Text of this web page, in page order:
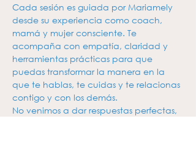
Cada sesión es guiada por Mariamely
desde su experiencia como coach,
mamá y mujer consciente. Te
acompaña con empatía, claridad y
herramientas prácticas para que
puedas transformar la manera en la
que te hablas, te cuidas y te relacionas
contigo y con los demás.
No venimos a dar respuestas perfectas,